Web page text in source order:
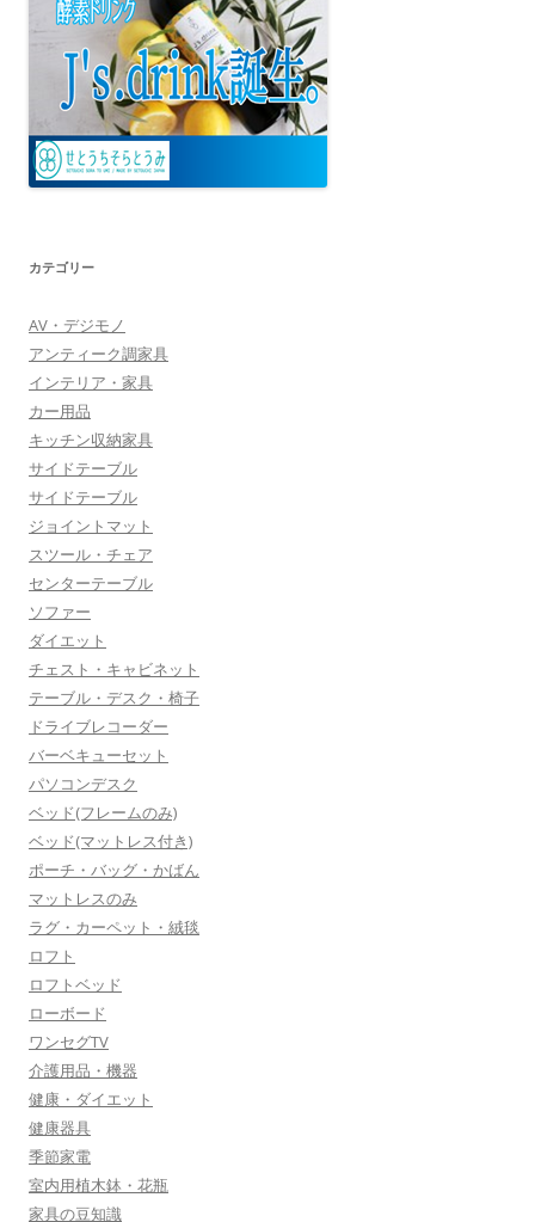
カテゴリー
AV・デジモノ
アンティーク調家具
インテリア・家具
カー用品
キッチン収納家具
サイドテーブル
サイドテーブル
ジョイントマット
スツール・チェア
センターテーブル
ソファー
ダイエット
チェスト・キャビネット
テーブル・デスク・椅子
ドライブレコーダー
バーベキューセット
パソコンデスク
ベッド(フレームのみ)
ベッド(マットレス付き)
ポーチ・バッグ・かばん
マットレスのみ
ラグ・カーペット・絨毯
ロフト
ロフトベッド
ローボード
ワンセグTV
介護用品・機器
健康・ダイエット
健康器具
季節家電
室内用植木鉢・花瓶
家具の豆知識